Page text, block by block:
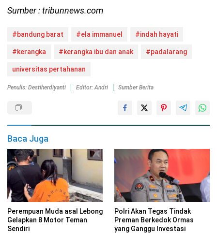
Sumber : tribunnews.com
#bandung barat #ela immanuel #indah hayati
#kerangka #kerangka ibu dan anak #padalarang
universitas pertahanan
Penulis: Destiherdiyanti Editor: Andri Sumber Berita
Baca Juga
Perempuan Muda asal Lebong
Gelapkan 8 Motor Teman
Sendiri
Polri Akan Tegas Tindak
Preman Berkedok Ormas
yang Ganggu Investasi